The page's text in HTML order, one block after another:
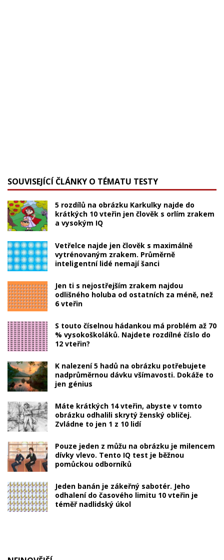
SOUVISEJÍCÍ ČLÁNKY O TÉMATU TESTY
5 rozdílů na obrázku Karkulky najde do
krátkých 10 vteřin jen člověk s orlím zrakem
a vysokým IQ
Vetřelce najde jen člověk s maximálně
vytrénovaným zrakem. Průměrně
inteligentní lidé nemají šanci
Jen ti s nejostřejším zrakem najdou
odlišného holuba od ostatních za méně, než
6 vteřin
S touto číselnou hádankou má problém až 70
% vysokoškoláků. Najdete rozdílné číslo do
12 vteřin?
K nalezení 5 hadů na obrázku potřebujete
nadprůměrnou dávku všímavosti. Dokáže to
jen génius
Máte krátkých 14 vteřin, abyste v tomto
obrázku odhalili skrytý ženský obličej.
Zvládne to jen 1 z 10 lidí
Pouze jeden z můžu na obrázku je milencem
dívky vlevo. Tento IQ test je běžnou
pomůckou odborníků
Jeden banán je zákeřný sabotér. Jeho
odhalení do časového limitu 10 vteřin je
téměř nadlidský úkol